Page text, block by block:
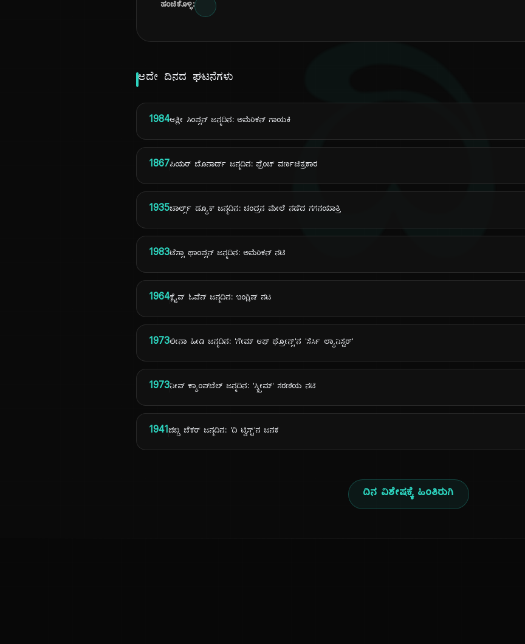
ದಿ
ಹಂಚಿಕೊಳ್ಳಿ:
ಅದೇ ದಿನದ ಘಟನೆಗಳು
1984ಆಶ್ಲೀ ಸಿಂಪ್ಸನ್ ಜನ್ಮದಿನ: ಅಮೆರಿಕನ್ ಗಾಯಕಿ
1867ಪಿಯರ್ ಬೊನಾರ್ಡ್ ಜನ್ಮದಿನ: ಫ್ರೆಂಚ್ ವರ್ಣಚಿತ್ರಕಾರ
1935ಚಾರ್ಲ್ಸ್ ಡ್ಯೂಕ್ ಜನ್ಮದಿನ: ಚಂದ್ರನ ಮೇಲೆ ನಡೆದ ಗಗನಯಾತ್ರಿ
1983ಟೆಸ್ಸಾ ಥಾಂಪ್ಸನ್ ಜನ್ಮದಿನ: ಅಮೆರಿಕನ್ ನಟಿ
1964ಕ್ಲೈವ್ ಓವೆನ್ ಜನ್ಮದಿನ: ಇಂಗ್ಲಿಷ್ ನಟ
1973ಲೀನಾ ಹೀಡಿ ಜನ್ಮದಿನ: 'ಗೇಮ್ ಆಫ್ ಥ್ರೋನ್ಸ್'ನ 'ಸೆರ್ಸಿ ಲ್ಯಾನಿಸ್ಟರ್'
1973ನೀವ್ ಕ್ಯಾಂಪ್‌ಬೆಲ್ ಜನ್ಮದಿನ: 'ಸ್ಕ್ರೀಮ್' ಸರಣಿಯ ನಟಿ
1941ಚಬ್ಬಿ ಚೆಕರ್ ಜನ್ಮದಿನ: 'ದಿ ಟ್ವಿಸ್ಟ್'ನ ಜನಕ
ದಿನ ವಿಶೇಷಕ್ಕೆ ಹಿಂತಿರುಗಿ